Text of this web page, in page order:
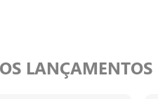
LANÇAMENTOS